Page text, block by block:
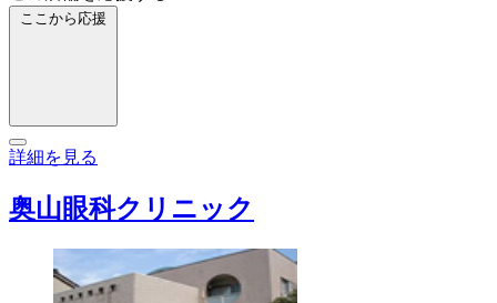
ここから応援
詳細を見る
奥山眼科クリニック